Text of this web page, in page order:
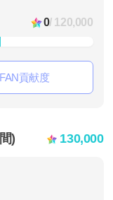
0/ 120,000
FAN貢献度
) 130,000